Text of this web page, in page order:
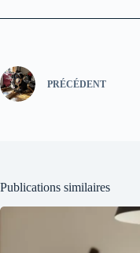
PRÉCÉDENT
Publications similaires